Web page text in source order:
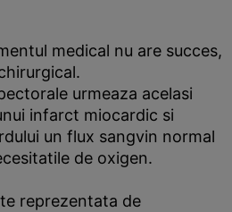
medical nu are succes,
urmeaza acelasi
infarct miocardic si
un flux sangvin normal
de oxigen.
reprezentata de